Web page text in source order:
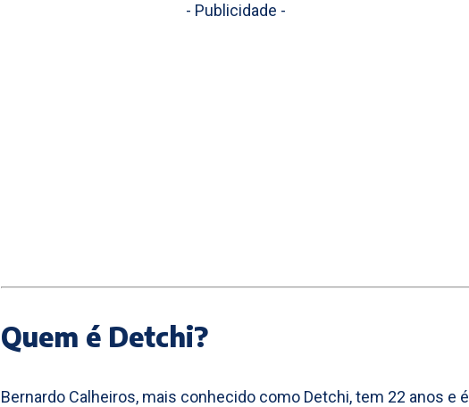
- Publicidade -
Quem é Detchi?
Bernardo Calheiros, mais conhecido como Detchi, tem 22 anos e é